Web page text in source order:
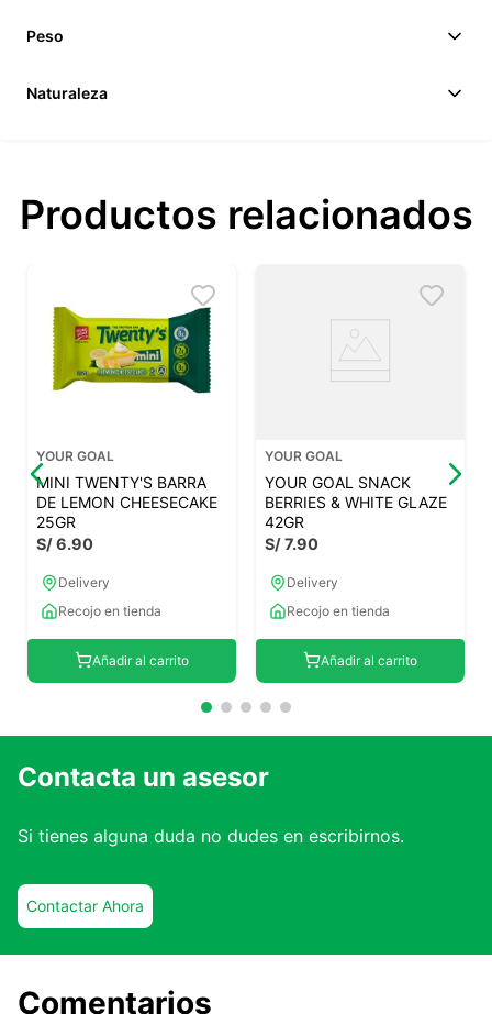
Peso
Naturaleza
Productos relacionados
YOUR GOAL
MINI TWENTY'S BARRA
DE LEMON CHEESECAKE
25GR
S/6.90
Delivery
Recojo en tienda
Añadir al carrito
YOUR GOAL
YOUR GOAL SNACK
BERRIES & WHITE GLAZE
42GR
S/7.90
Delivery
Recojo en tienda
Añadir al carrito
Contacta un asesor
Si tienes alguna duda no dudes en escribirnos.
Contactar Ahora
Comentarios